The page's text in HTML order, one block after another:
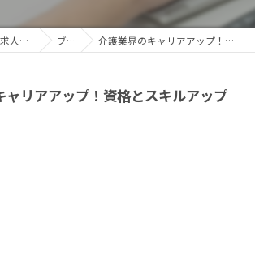
神奈川で介護の求人なら株式会社リアン ブログ 介護業界のキャリアアップ！資格とスキルアップの方法
ャリアアップ！資格とスキルアップ